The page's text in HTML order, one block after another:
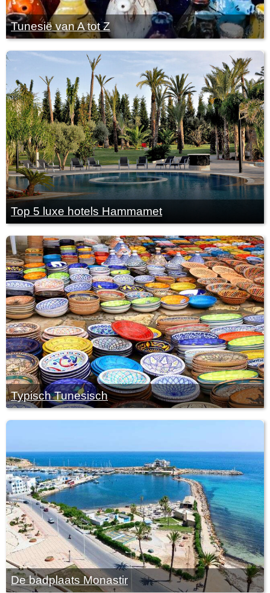
Tunesië van A tot Z
Top 5 luxe hotels Hammamet
Typisch Tunesisch
De badplaats Monastir